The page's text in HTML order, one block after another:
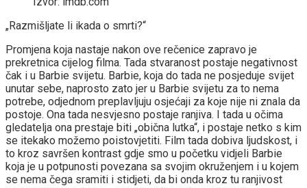
„Razmišljate li ikada o smrti?“
Promjena koja nastaje nakon ove rečenice zapravo je
prekretnica cijelog filma. Tada stvaranost postaje negativnost
čak i u Barbie svijetu. Barbie, koja do tada ne posjeduje svijet
unutar sebe, naprosto zato jer u Barbie svijetu za to nema
potrebe, odjednom preplavljuju osjećaji za koje nije ni znala da
postoje. Ona tada nesvjesno postaje ranjiva. I tada u očima
gledatelja ona prestaje biti „obična lutka“, i postaje netko s kim
se itekako možemo poistovjetiti. Film tada dobiva ljudskost, i
to kroz savršen kontrast gdje smo u početku vidjeli Barbie
koja je u potpunosti povezana sa svojim okruženjem i u kojem
se nema čega sramiti i stidjeti, da bi onda kroz tu ranjivost